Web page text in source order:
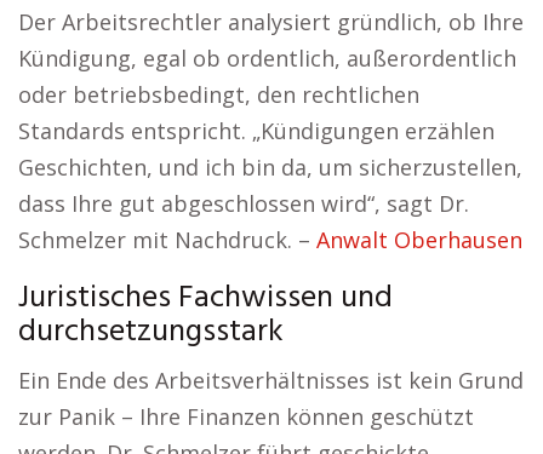
Der Arbeitsrechtler analysiert gründlich, ob Ihre
Kündigung, egal ob ordentlich, außerordentlich
oder betriebsbedingt, den rechtlichen
Standards entspricht. „Kündigungen erzählen
Geschichten, und ich bin da, um sicherzustellen,
dass Ihre gut abgeschlossen wird“, sagt Dr.
Schmelzer mit Nachdruck. – Anwalt Oberhausen
Juristisches Fachwissen und
durchsetzungsstark
Ein Ende des Arbeitsverhältnisses ist kein Grund
zur Panik – Ihre Finanzen können geschützt